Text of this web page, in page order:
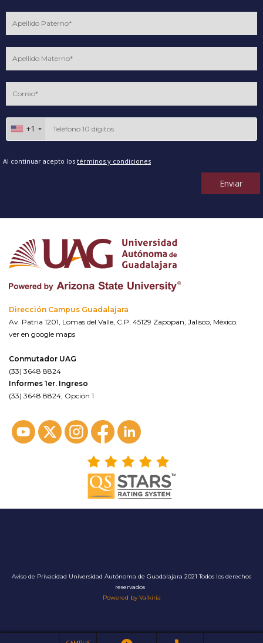
+1
Al continuar acepto los términos y condiciones
Enviar
Dirección Campus Guadalajara
Av. Patria 1201, Lomas del Valle, C.P. 45129 Zapopan, Jalisco, México.
ver en google maps
Conmutador UAG
(33) 3648 8824
Informes 1er. Ingreso
(33) 3648 8824, Opción 1
Aviso de Privacidad Universidad Autónoma de Guadalajara 2021 Todos los derechos
reservados
Powered by Valkiria